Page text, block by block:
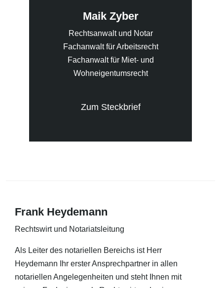
Maik Zyber
Rechtsanwalt und Notar
Fachanwalt für Arbeitsrecht
Fachanwalt für Miet- und
Wohneigentumsrecht
Zum Steckbrief
Frank Heydemann
Rechtswirt und Notariatsleitung
Als Leiter des notariellen Bereichs ist Herr
Heydemann Ihr erster Ansprechpartner in allen
notariellen Angelegenheiten und steht Ihnen mit